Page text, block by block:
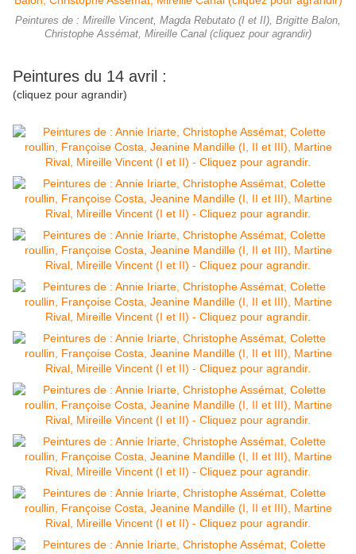
Peintures de : Mireille Vincent, Magda Rebutato (I et II), Brigitte Balon,
Christophe Assémat, Mireille Canal (cliquez pour agrandir)
Peintures du 14 avril :
(cliquez pour agrandir)